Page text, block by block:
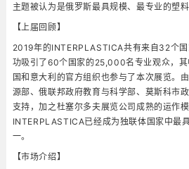
主题被认为是俄罗斯最具规模、最专业的塑料
【上届回顾】
2019年的INTERPLASTICA共有来自32个
功吸引了60个国家的25,000名专业观众，
国和意大利的官方组织也参与了本次展览。
源部、俄联邦政府教育与科学部、莫斯科市
支持，加之杜塞尔多夫展览公司成熟的运作
INTERPLASTICA已经成为独联体国家中最
一。
【市场介绍】